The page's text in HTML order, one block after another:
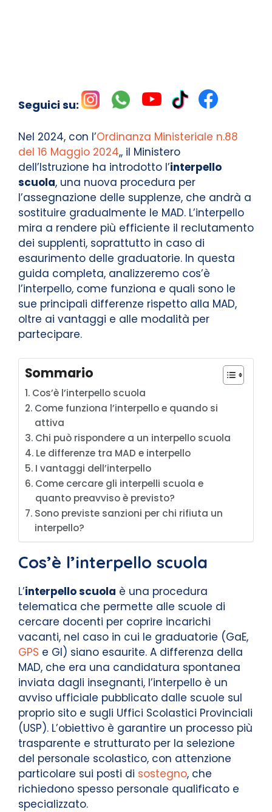
Seguici su:
Nel 2024, con l’Ordinanza Ministeriale n.88
del 16 Maggio 2024,, il Ministero
dell’Istruzione ha introdotto l’interpello
scuola, una nuova procedura per
l’assegnazione delle supplenze, che andrà a
sostituire gradualmente le MAD. L’interpello
mira a rendere più efficiente il reclutamento
dei supplenti, soprattutto in caso di
esaurimento delle graduatorie. In questa
guida completa, analizzeremo cos’è
l’interpello, come funziona e quali sono le
sue principali differenze rispetto alla MAD,
oltre ai vantaggi e alle modalità per
partecipare.
Sommario
Cos’è l’interpello scuola
Come funziona l’interpello e quando si
attiva
Chi può rispondere a un interpello scuola
Le differenze tra MAD e interpello
I vantaggi dell’interpello
Come cercare gli interpelli scuola e
quanto preavviso è previsto?
Sono previste sanzioni per chi rifiuta un
interpello?
Cos’è l’interpello scuola
L’interpello scuola è una procedura
telematica che permette alle scuole di
cercare docenti per coprire incarichi
vacanti, nel caso in cui le graduatorie (GaE,
GPS e GI) siano esaurite. A differenza della
MAD, che era una candidatura spontanea
inviata dagli insegnanti, l’interpello è un
avviso ufficiale pubblicato dalle scuole sul
proprio sito e sugli Uffici Scolastici Provinciali
(USP). L’obiettivo è garantire un processo più
trasparente e strutturato per la selezione
del personale scolastico, con attenzione
particolare sui posti di sostegno, che
richiedono spesso personale qualificato e
specializzato.